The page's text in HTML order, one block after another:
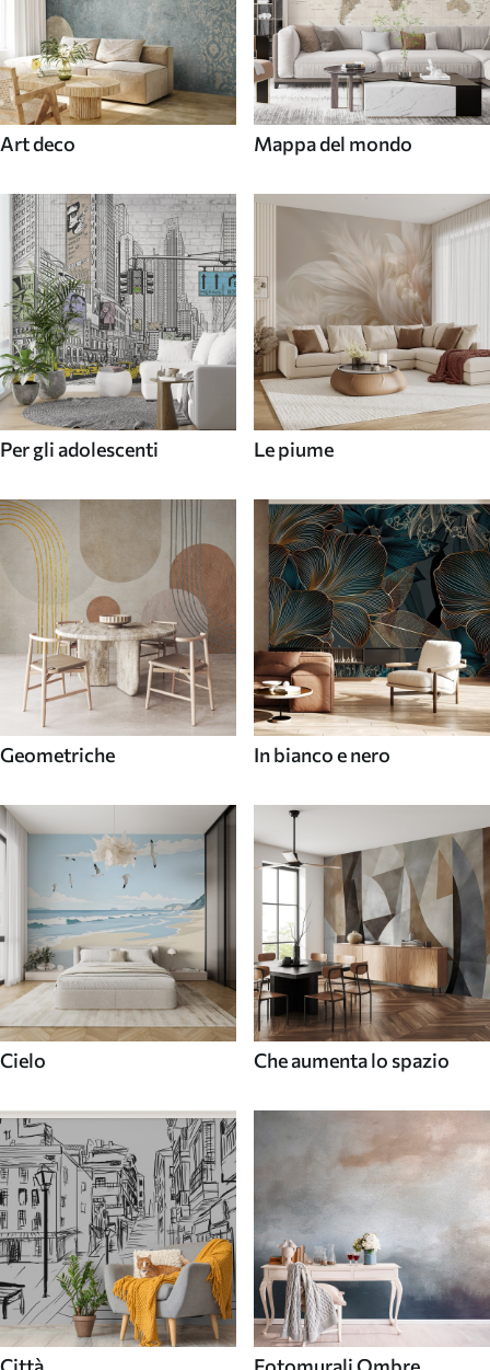
Art deco Mappa del mondo
Per gli adolescenti Le piume
Geometriche In bianco e nero
Cielo Che aumenta lo spazio